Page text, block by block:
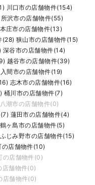
川口市の店舗物件(154)
所沢市の店舗物件(55)
本庄市の店舗物件(13)
(28) 狭山市の店舗物件(15)
深谷市の店舗物件(14)
越谷市の店舗物件(39)
入間市の店舗物件(19)
志木市の店舗物件(16)
桶川市の店舗物件(7)
八潮市の店舗物件(0)
蓮田市の店舗物件(4)
鶴ヶ島市の店舗物件(5)
ふじみ野市の店舗物件(15)
の店舗物件(10)
の店舗物件(0)
店舗物件(0)
店舗物件(0)